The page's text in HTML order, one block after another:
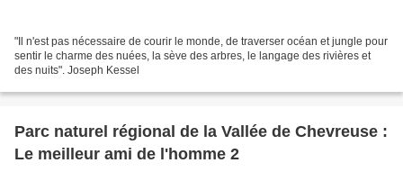
"Il n'est pas nécessaire de courir le monde, de traverser océan et jungle pour
sentir le charme des nuées, la sève des arbres, le langage des rivières et
des nuits". Joseph Kessel
Parc naturel régional de la Vallée de Chevreuse :
Le meilleur ami de l'homme 2